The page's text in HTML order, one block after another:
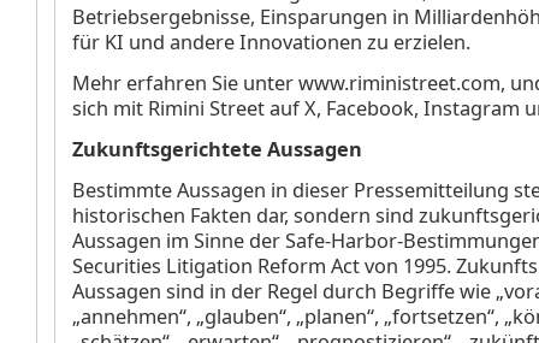
Betriebsergebnisse, Einsparungen in
für KI und andere Innovationen zu erzielen.
Mehr erfahren Sie unter www.riministreet.com,
sich mit Rimini Street auf X, Facebook, Instagram
Zukunftsgerichtete Aussagen
Bestimmte Aussagen in dieser Pressemitteilung
historischen Fakten dar, sondern sind
Aussagen im Sinne der Safe-Harbor-
Securities Litigation Reform Act von 1995.
Aussagen sind in der Regel durch Begriffe wie
„annehmen“, „glauben“, „planen“, „fortsetzen“,